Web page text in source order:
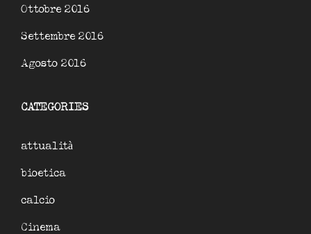
Ottobre 2016
Settembre 2016
Agosto 2016
CATEGORIES
attualità
bioetica
calcio
Cinema